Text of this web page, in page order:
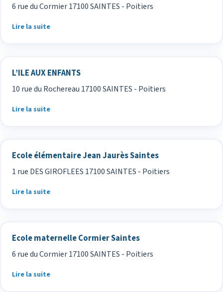
6 rue du Cormier 17100 SAINTES - Poitiers
Lire la suite
L’ILE AUX ENFANTS
10 rue du Rochereau 17100 SAINTES - Poitiers
Lire la suite
Ecole élémentaire Jean Jaurès Saintes
1 rue DES GIROFLEES 17100 SAINTES - Poitiers
Lire la suite
Ecole maternelle Cormier Saintes
6 rue du Cormier 17100 SAINTES - Poitiers
Lire la suite